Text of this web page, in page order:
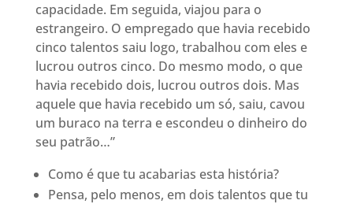
capacidade. Em seguida, viajou para o
estrangeiro. O empregado que havia recebido
cinco talentos saiu logo, trabalhou com eles e
lucrou outros cinco. Do mesmo modo, o que
havia recebido dois, lucrou outros dois. Mas
aquele que havia recebido um só, saiu, cavou
um buraco na terra e escondeu o dinheiro do
seu patrão…”
Como é que tu acabarias esta história?
Pensa, pelo menos, em dois talentos que tu